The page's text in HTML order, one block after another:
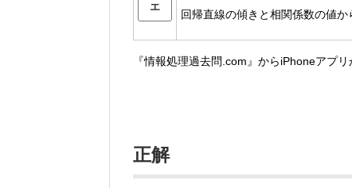
エ
回帰直線の傾きと相関係数の値か
『情報処理過去問.com』からiPhoneアプ
正解